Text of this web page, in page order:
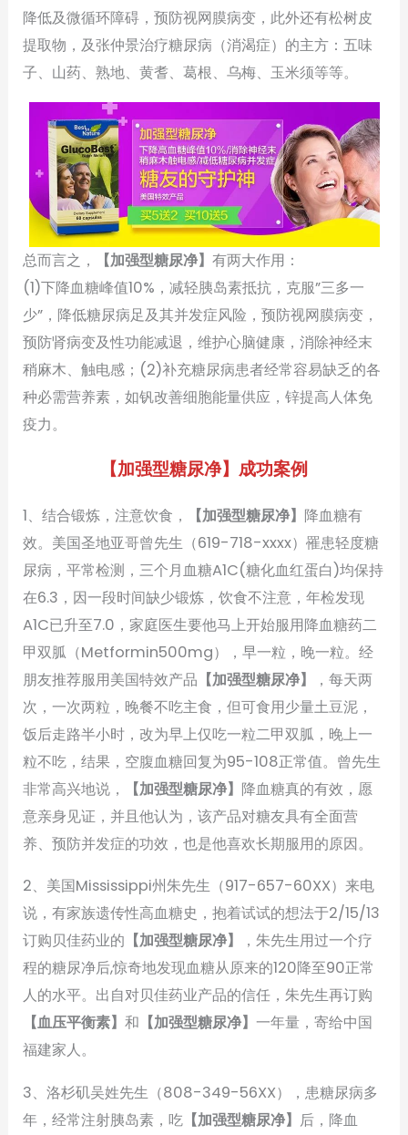
降低及微循环障碍，预防视网膜病变，此外还有松树皮
提取物，及张仲景治疗糖尿病（消渴症）的主方：五味
子、山药、熟地、黄耆、葛根、乌梅、玉米须等等。
总而言之， 【加强型糖尿净】有两大作用：
(1)下降血糖峰值10%，减轻胰岛素抵抗，克服”三多一
少”，降低糖尿病足及其并发症风险，预防视网膜病变，
预防肾病变及性功能减退，维护心脑健康，消除神经末
稍麻木、触电感；(2)补充糖尿病患者经常容易缺乏的各
种必需营养素，如钒改善细胞能量供应，锌提高人体免
疫力。
【加强型糖尿净】成功案例
1、结合锻炼，注意饮食， 【加强型糖尿净】 降血糖有
效。美国圣地亚哥曾先生（619-718-xxxx）罹患轻度糖
尿病，平常检测，三个月血糖A1C(糖化血红蛋白)均保持
在6.3，因一段时间缺少锻炼，饮食不注意，年检发现
A1C已升至7.0，家庭医生要他马上开始服用降血糖药二
甲双胍（Metformin500mg），早一粒，晚一粒。经
朋友推荐服用美国特效产品 【加强型糖尿净】
，每天两
次，一次两粒，晚餐不吃主食，但可食用少量土豆泥，
饭后走路半小时，改为早上仅吃一粒二甲双胍，晚上一
粒不吃，结果，空腹血糖回复为95-108正常值。曾先生
非常高兴地说，
【加强型糖尿净】 降血糖真的有效，愿
意亲身见证，并且他认为，该产品对糖友具有全面营
养、预防并发症的功效，也是他喜欢长期服用的原因。
2、美国Mississippi州朱先生（917-657-60XX）来电
说，有家族遗传性高血糖史，抱着试试的想法于2/15/13
订购贝佳药业的 【加强型糖尿净】
，朱先生用过一个疗
程的糖尿净后,惊奇地发现血糖从原来的120降至90正常
人的水平。出自对贝佳药业产品的信任，朱先生再订购
【血压平衡素】和 【加强型糖尿净】一年量，寄给中国
福建家人。
3、洛杉矶吴姓先生（808-349-56XX），患糖尿病多
年，经常注射胰岛素，吃 【加强型糖尿净】 后，降血